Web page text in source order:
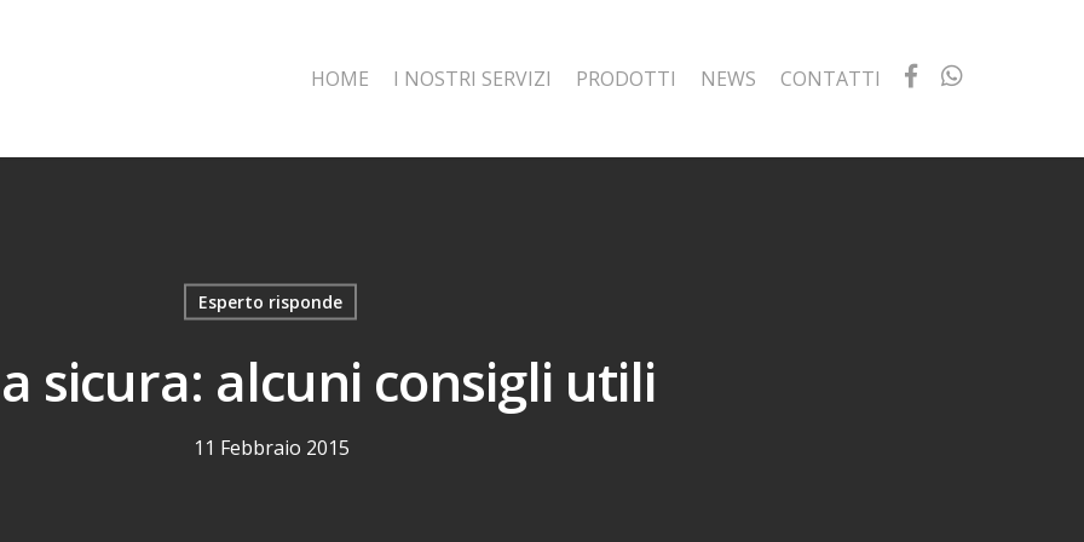
HOME I NOSTRI SERVIZI PRODOTTI NEWS CONTATTI
Esperto risponde
sicura: alcuni consigli utili
11 Febbraio 2015